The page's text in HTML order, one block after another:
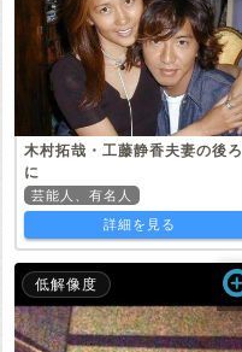
木村拓哉・工藤静香夫妻の後ろ
に
芸能人、有名人
詳細を見る
低解像度